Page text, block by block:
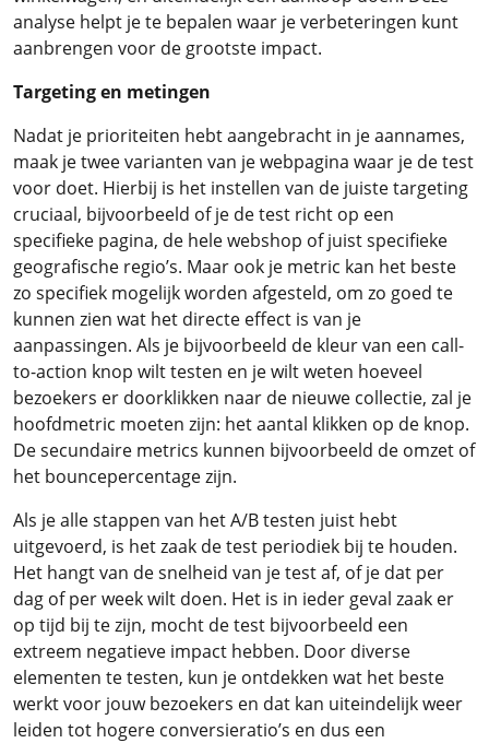
analyse helpt je te bepalen waar je verbeteringen kunt
aanbrengen voor de grootste impact.
Targeting en metingen
Nadat je prioriteiten hebt aangebracht in je aannames,
maak je twee varianten van je webpagina waar je de test
voor doet. Hierbij is het instellen van de juiste targeting
cruciaal, bijvoorbeeld of je de test richt op een
specifieke pagina, de hele webshop of juist specifieke
geografische regio’s. Maar ook je metric kan het beste
zo specifiek mogelijk worden afgesteld, om zo goed te
kunnen zien wat het directe effect is van je
aanpassingen. Als je bijvoorbeeld de kleur van een call-
to-action knop wilt testen en je wilt weten hoeveel
bezoekers er doorklikken naar de nieuwe collectie, zal je
hoofdmetric moeten zijn: het aantal klikken op de knop.
De secundaire metrics kunnen bijvoorbeeld de omzet of
het bouncepercentage zijn.
Als je alle stappen van het A/B testen juist hebt
uitgevoerd, is het zaak de test periodiek bij te houden.
Het hangt van de snelheid van je test af, of je dat per
dag of per week wilt doen. Het is in ieder geval zaak er
op tijd bij te zijn, mocht de test bijvoorbeeld een
extreem negatieve impact hebben. Door diverse
elementen te testen, kun je ontdekken wat het beste
werkt voor jouw bezoekers en dat kan uiteindelijk weer
leiden tot hogere conversieratio’s en dus een